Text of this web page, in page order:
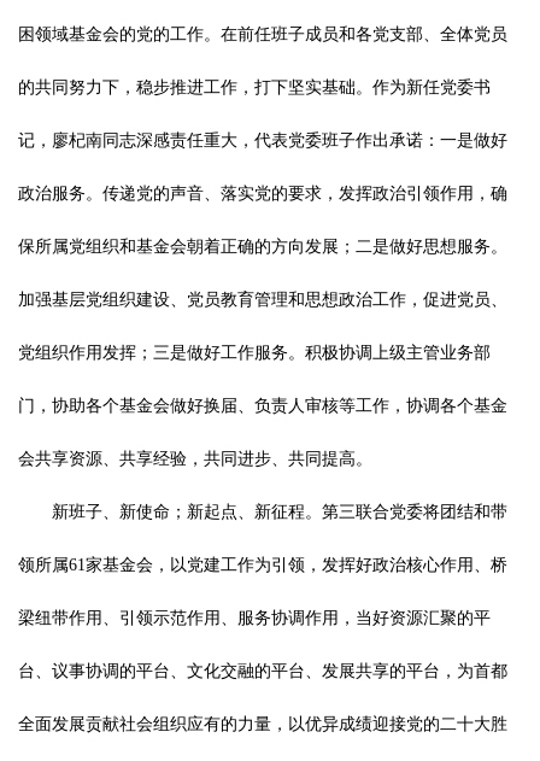
困领域基金会的党的工作。在前任班子成员和各党支部、全体党员
的共同努力下，稳步推进工作，打下坚实基础。作为新任党委书
记，廖杞南同志深感责任重大，代表党委班子作出承诺：一是做好
政治服务。传递党的声音、落实党的要求，发挥政治引领作用，确
保所属党组织和基金会朝着正确的方向发展；二是做好思想服务。
加强基层党组织建设、党员教育管理和思想政治工作，促进党员、
党组织作用发挥；三是做好工作服务。积极协调上级主管业务部
门，协助各个基金会做好换届、负责人审核等工作，协调各个基金
会共享资源、共享经验，共同进步、共同提高。
新班子、新使命；新起点、新征程。第三联合党委将团结和带
领所属61家基金会，以党建工作为引领，发挥好政治核心作用、桥
梁纽带作用、引领示范作用、服务协调作用，当好资源汇聚的平
台、议事协调的平台、文化交融的平台、发展共享的平台，为首都
全面发展贡献社会组织应有的力量，以优异成绩迎接党的二十大胜